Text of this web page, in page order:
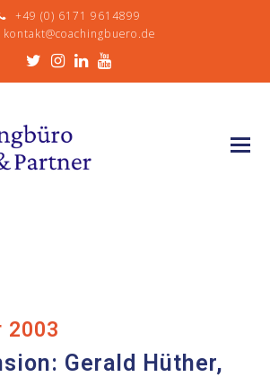
+49 (0) 6171 9614899
kontakt@coachingbuero.de
Twitter
Instagram
LinkedIn
2003
Gerald Hüther,